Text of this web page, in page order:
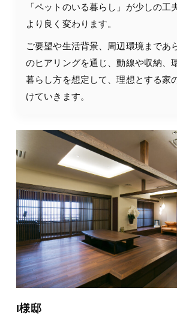
「ペットのいる暮らし」が少しの工
より良く変わります。
ご要望や生活背景、周辺環境まであ
のヒアリングを通じ、動線や収納、
暮らし方を想定して、理想とする家
けていきます。
I様邸